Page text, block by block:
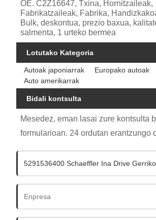
OE. C2Z16647, Txina, Hornitzaileak,
Fabrikatzaileak, Fabrika,
Bulk, deskontua, prezio baxua,
salmenta, 1 urteko bermea
Lotutako Kategoria
Autoak japoniarrak
Europako autoak
Auto amerikarrak
Bidali kontsulta
Mesedez, eman lasai zure kontsulta
formularioan. 24 ordutan erantzungo